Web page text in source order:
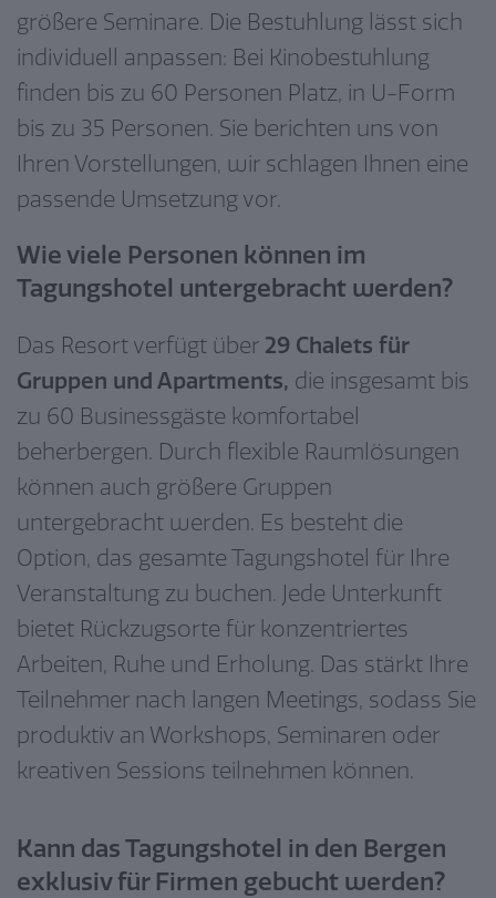
größere Seminare. Die Bestuhlung lässt sich
individuell anpassen: Bei Kinobestuhlung
finden bis zu 60 Personen Platz, in U-Form
bis zu 35 Personen. Sie berichten uns von
Ihren Vorstellungen, wir schlagen Ihnen eine
passende Umsetzung vor.
Wie viele Personen können im
Tagungshotel untergebracht werden?
Das Resort verfügt über 29 Chalets für
Gruppen und Apartments, die insgesamt bis
zu 60 Businessgäste komfortabel
beherbergen. Durch flexible Raumlösungen
können auch größere Gruppen
untergebracht werden. Es besteht die
Option, das gesamte Tagungshotel für Ihre
Veranstaltung zu buchen. Jede Unterkunft
bietet Rückzugsorte für konzentriertes
Arbeiten, Ruhe und Erholung. Das stärkt Ihre
Teilnehmer nach langen Meetings, sodass Sie
produktiv an Workshops, Seminaren oder
kreativen Sessions teilnehmen können.
Kann das Tagungshotel in den Bergen
exklusiv für Firmen gebucht werden?